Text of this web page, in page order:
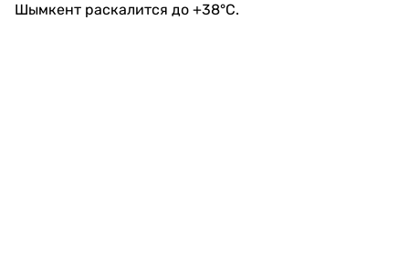
Шымкент раскалится до +38°C.